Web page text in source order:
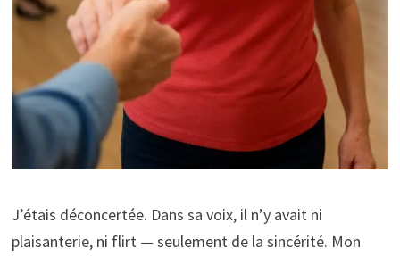
J’étais déconcertée. Dans sa voix, il n’y avait ni
plaisanterie, ni flirt — seulement de la sincérité. Mon